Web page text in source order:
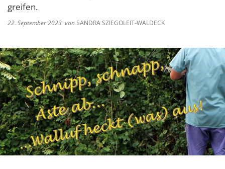
greifen.
22. September 2023 vonSANDRA SZIEGOLEIT-WALDECK